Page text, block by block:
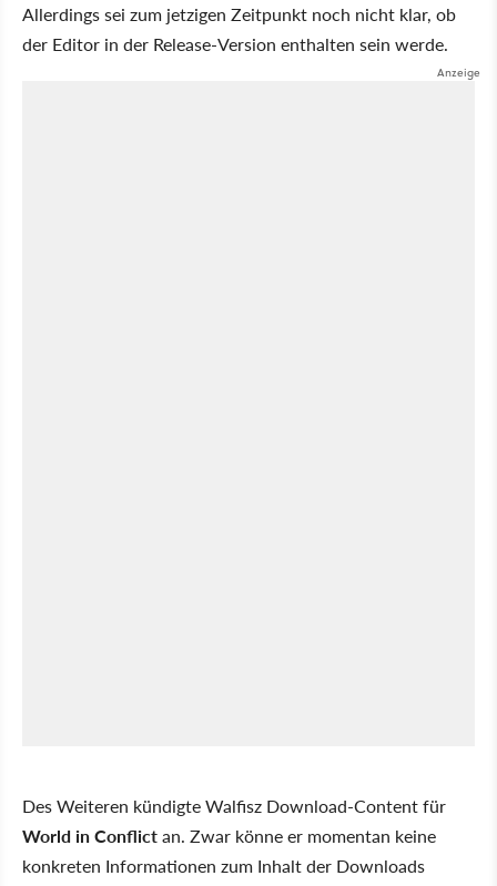
Allerdings sei zum jetzigen Zeitpunkt noch nicht klar, ob
der Editor in der Release-Version enthalten sein werde.
Des Weiteren kündigte Walfisz Download-Content für
World in Conflictan. Zwar könne er momentan keine
konkreten Informationen zum Inhalt der Downloads